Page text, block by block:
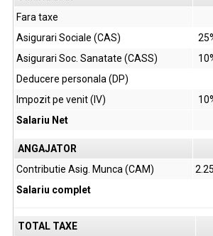
Fara taxe
Asigurari Sociale (CAS)
Asigurari Soc. Sanatate (CASS)
Deducere personala (DP)
Impozit pe venit (IV)
Salariu Net
ANGAJATOR
Contributie Asig. Munca (CAM)
Salariu complet
TOTAL TAXE